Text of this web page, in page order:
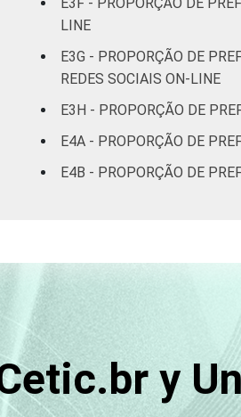
LINE
E3G - PROPORÇÃO DE
REDES SOCIAIS ON-LINE
E3H - PROPORÇÃO DE
E4A - PROPORÇÃO DE
E4B - PROPORÇÃO DE
y